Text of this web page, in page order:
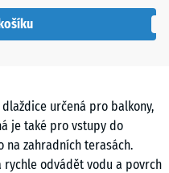
určená pro balkony,
je také pro vstupy do
na zahradních terasách.
odvádět vodu a povrch